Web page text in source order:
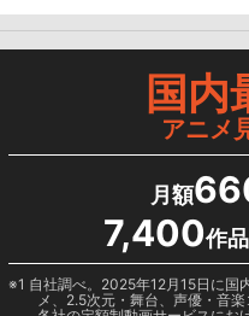
国内
アニメ
月額
7,400作
1 自社調べ。2025年12月15日に国
メ、2.5次元・舞台、声優・音